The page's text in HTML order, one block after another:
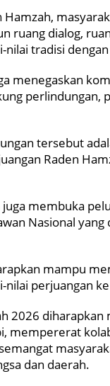
Hamzah,
ruang dialog,
tradisi
menegaskan
perlindungan,
tersebut
Raden
membuka
Nasional
mampu
perjuangan
2026
mempererat
dan daerah.